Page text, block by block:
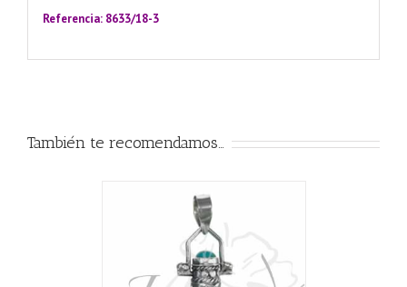
Referencia: 8633/18-3
También te recomendamos…